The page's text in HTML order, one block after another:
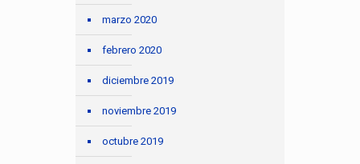
marzo 2020
febrero 2020
diciembre 2019
noviembre 2019
octubre 2019